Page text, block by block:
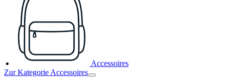
Accessoires
Zur Kategorie Accessoires